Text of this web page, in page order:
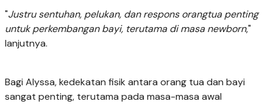
"Justru sentuhan, pelukan, dan respons orangtua penting
untuk perkembangan bayi, terutama di masa newborn,"
lanjutnya.
Bagi Alyssa, kedekatan fisik antara orang tua dan bayi
sangat penting, terutama pada masa-masa awal